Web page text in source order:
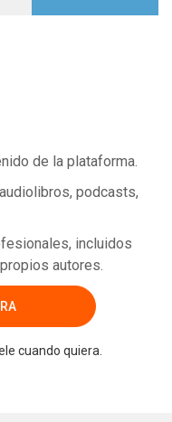
de la plataforma.
podcasts,
incluidos
autores.
cuando quiera.